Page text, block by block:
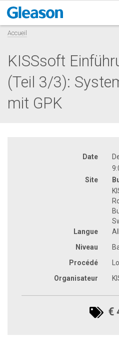
Accueil
KISSsoft
(Teil 3/3):
mit GPK
Date
Site
Langue
Niveau
Procédé
Organisateur
€